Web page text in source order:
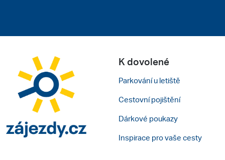
K dovolené
Parkování u letiště
Cestovní pojištění
Dárkové poukazy
Inspirace pro vaše cesty